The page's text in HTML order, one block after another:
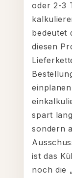
oder 2-3
bedeutet
diesen
spart
sondern
ist das
noch die